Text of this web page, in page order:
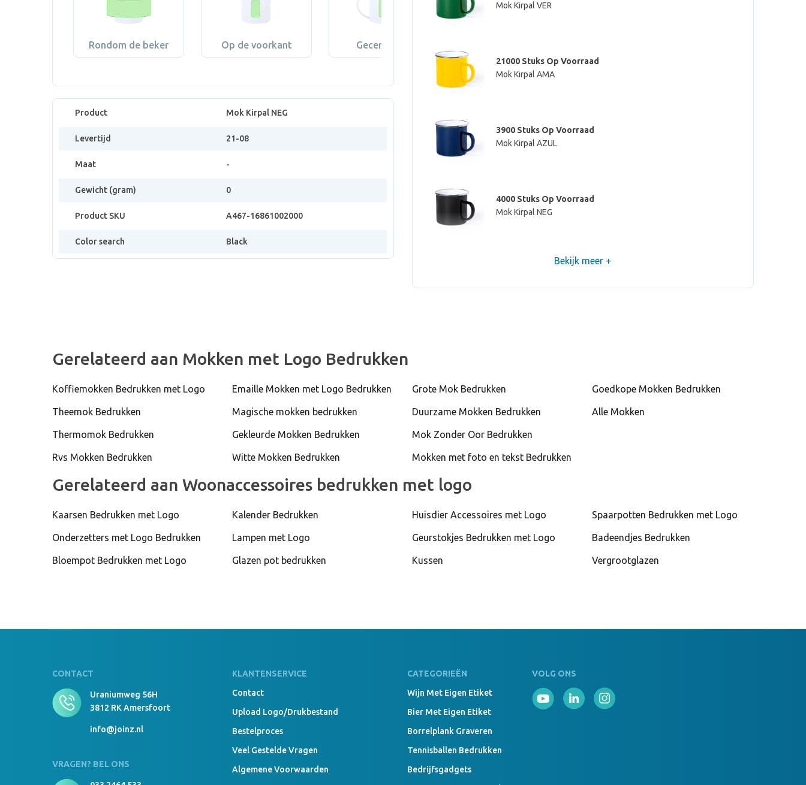
Rondom de beker Op de voorkant Gecentreerd
Product Mok Kirpal NEG
Levertijd 21-08
Maat -
Gewicht (gram) 0
Product SKU A467-16861002000
Color search Black
Mok Kirpal VER
21000 Stuks Op Voorraad
Mok Kirpal AMA
3900 Stuks Op Voorraad
Mok Kirpal AZUL
4000 Stuks Op Voorraad
Mok Kirpal NEG
5600 Stuks Op Voorraad
7200 Stuks Op Voorraad
Bekijk meer +
Gerelateerd aan Mokken met Logo Bedrukken
Koffiemokken Bedrukken met Logo
Theemok Bedrukken
Thermomok Bedrukken
Rvs Mokken Bedrukken
Emaille Mokken met Logo Bedrukken
Magische mokken bedrukken
Gekleurde Mokken Bedrukken
Witte Mokken Bedrukken
Grote Mok Bedrukken
Duurzame Mokken Bedrukken
Mok Zonder Oor Bedrukken
Mokken met foto en tekst Bedrukken
Goedkope Mokken Bedrukken
Alle Mokken
Gerelateerd aan Woonaccessoires bedrukken met logo
Kaarsen Bedrukken met Logo
Onderzetters met Logo Bedrukken
Bloempot Bedrukken met Logo
Kalender Bedrukken
Lampen met Logo
Glazen pot bedrukken
Huisdier Accessoires met Logo
Geurstokjes Bedrukken met Logo
Kussen
Spaarpotten Bedrukken met Logo
Badeendjes Bedrukken
Vergrootglazen
CONTACT
Uraniumweg 56H
3812 RK Amersfoort
info@joinz.nl
VRAGEN? BEL ONS
KLANTENSERVICE
Contact
Upload Logo/drukbestand
Bestelproces
Veel Gestelde Vragen
Algemene Voorwaarden
CATEGORIEËN
Wijn Met Eigen Etiket
Bier Met Eigen Etiket
Borrelplank Graveren
Tennisballen Bedrukken
Bedrijfsgadgets
VOLG ONS